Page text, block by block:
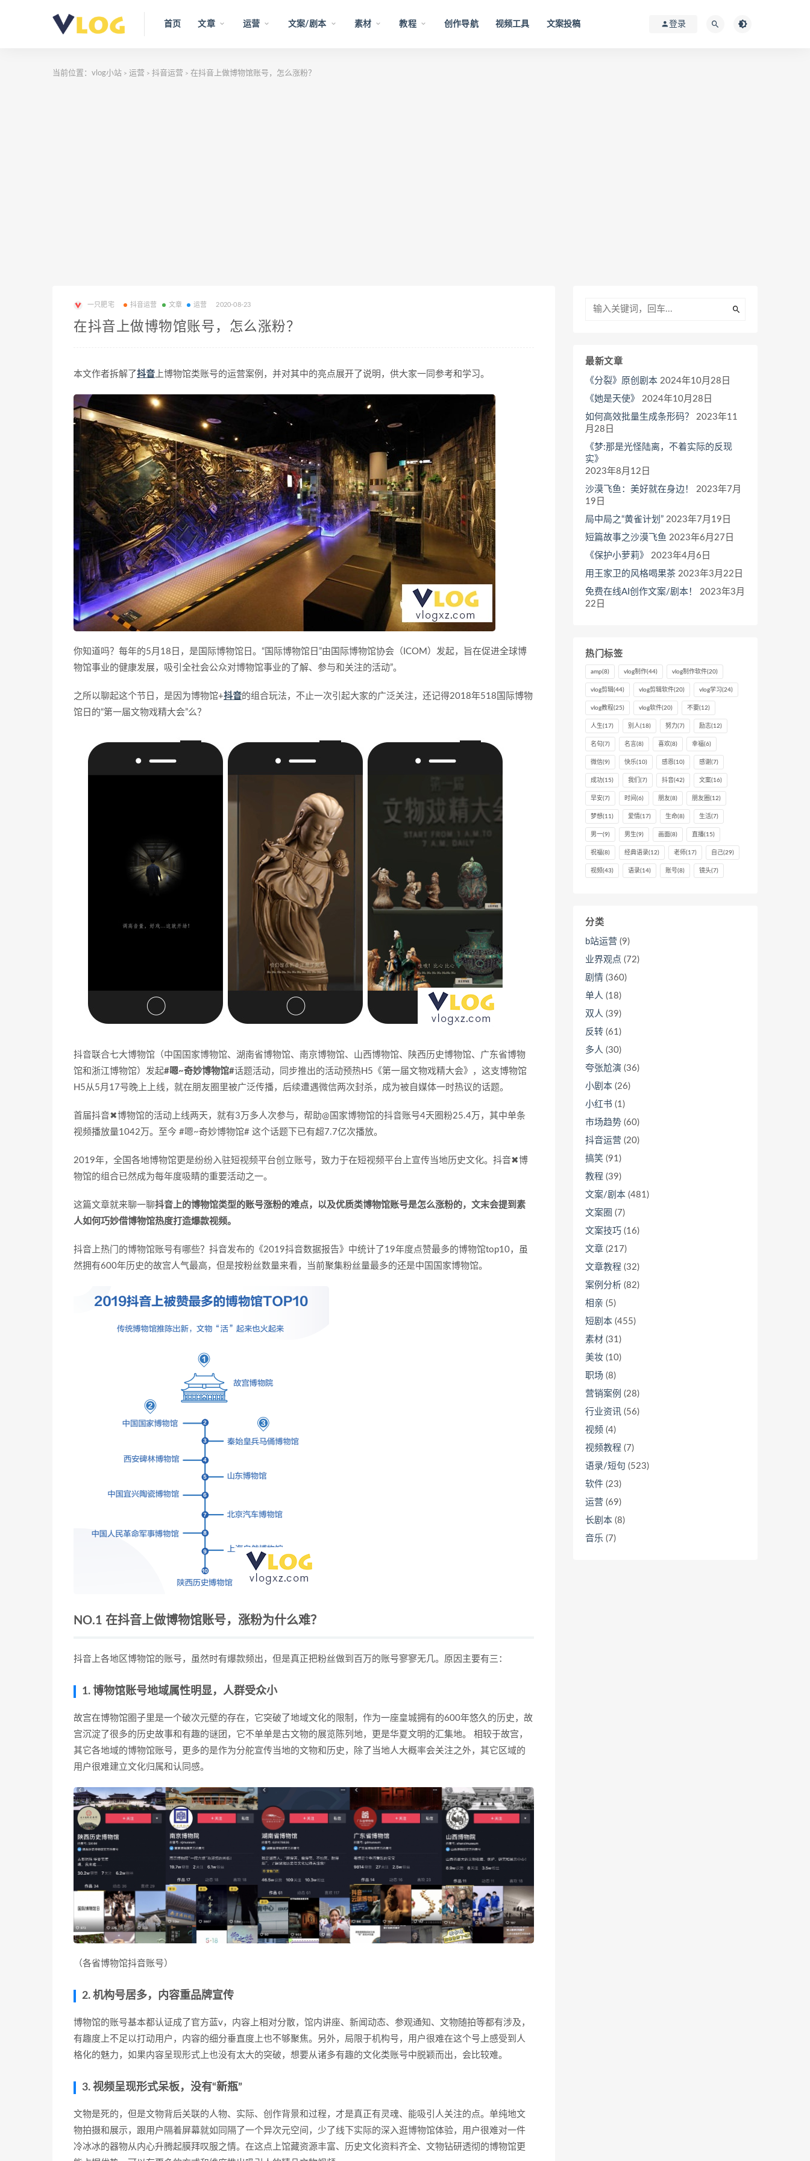
首页 文章 运营 文案/剧本 素材 教程 创作导航 视频工具 文案投稿 登录
当前位置： vlog小站 > 运营 > 抖音运营 > 在抖音上做博物馆账号，怎么涨粉？
一只肥宅 抖音运营 文章 运营 2020-08-23
在抖音上做博物馆账号，怎么涨粉？
本文作者拆解了 抖音 上博物馆类账号的运营案例，并对其中的亮点展开了说明，供大家一同参考和学习。
你知道吗？每年的5月18日，是国际博物馆日。“国际博物馆日”由国际博物馆协会（ICOM）发起，旨在促进全球博
物馆事业的健康发展，吸引全社会公众对博物馆事业的了解、参与和关注的活动”。
之所以聊起这个节日，是因为博物馆+抖音的组合玩法，不止一次引起大家的广泛关注，还记得2018年518国际博物
馆日的“第一届文物戏精大会”么？
抖音联合七大博物馆（中国国家博物馆、湖南省博物馆、南京博物馆、山西博物馆、陕西历史博物馆、广东省博物
馆和浙江博物馆）发起#嗯~奇妙博物馆#话题活动，同步推出的活动预热H5《第一届文物戏精大会》，这支博物馆
H5从5月17号晚上上线，就在朋友圈里被广泛传播，后续遭遇微信两次封杀，成为被自媒体一时热议的话题。
首届抖音✖博物馆的活动上线两天，就有3万多人次参与，帮助@国家博物馆的抖音账号4天圈粉25.4万，其中单条
视频播放量1042万。至今 #嗯~奇妙博物馆# 这个话题下已有超7.7亿次播放。
2019年，全国各地博物馆更是纷纷入驻短视频平台创立账号，致力于在短视频平台上宣传当地历史文化。抖音✖博
物馆的组合已然成为每年度吸睛的重要活动之一。
这篇文章就来聊一聊抖音上的博物馆类型的账号涨粉的难点，以及优质类博物馆账号是怎么涨粉的，文末会提到素
人如何巧妙借博物馆热度打造爆款视频。
抖音上热门的博物馆账号有哪些？抖音发布的《2019抖音数据报告》中统计了19年度点赞最多的博物馆top10，虽
然拥有600年历史的故宫人气最高，但是按粉丝数量来看，当前聚集粉丝量最多的还是中国国家博物馆。
NO.1 在抖音上做博物馆账号，涨粉为什么难？
抖音上各地区博物馆的账号，虽然时有爆款频出，但是真正把粉丝做到百万的账号寥寥无几。原因主要有三：
1. 博物馆账号地域属性明显，人群受众小
故宫在博物馆圈子里是一个破次元壁的存在，它突破了地域文化的限制，作为一座皇城拥有的600年悠久的历史，故
宫沉淀了很多的历史故事和有趣的谜团，它不单单是古文物的展览陈列地，更是华夏文明的汇集地。 相较于故宫，
其它各地域的博物馆账号，更多的是作为分舵宣传当地的文物和历史，除了当地人大概率会关注之外，其它区域的
用户很难建立文化归属和认同感。
（各省博物馆抖音账号）
2. 机构号居多，内容重品牌宣传
博物馆的账号基本都认证成了官方蓝v，内容上相对分散，馆内讲座、新闻动态、参观通知、文物随拍等都有涉及，
有趣度上不足以打动用户，内容的细分垂直度上也不够聚焦。另外，局限于机构号，用户很难在这个号上感受到人
格化的魅力，如果内容呈现形式上也没有太大的突破，想要从诸多有趣的文化类账号中脱颖而出，会比较难。
3. 视频呈现形式呆板，没有“新瓶”
文物是死的，但是文物背后关联的人物、实际、创作背景和过程，才是真正有灵魂、能吸引人关注的点。单纯地文
物拍摄和展示，跟用户隔着屏幕就如同隔了一个异次元空间，少了线下实际的深入逛博物馆体验，用户很难对一件
冷冰冰的器物从内心升腾起膜拜叹服之情。在这点上馆藏资源丰富、历史文化资料齐全、文物钻研透彻的博物馆更
最新文章
《分裂》原创剧本 2024年10月28日
《她是天使》
2024年10月28日
如何高效批量生成条形码？
2023年11
月28日
《梦:那是光怪陆离，不着实际的反现
实》
2023年8月12日
沙漠飞鱼：美好就在身边！
2023年7月
19日
局中局之“黄雀计划” 2023年7月19日
短篇故事之沙漠飞鱼 2023年6月27日
《保护小萝莉》
2023年4月6日
用王家卫的风格喝果茶 2023年3月22日
免费在线AI创作文案/剧本！
2023年3月
22日
热门标签
amp(8) vlog制作(44) vlog制作软件(20)
vlog剪辑(44) vlog剪辑软件(20) vlog学习(24)
vlog教程(25) vlog软件(20) 不要(12)
人生(17) 别人(18) 努力(7) 励志(12)
名句(7) 名言 (8) 喜欢(8) 幸福(6)
微信(9) 快乐(10) 感恩(10) 感谢(7)
成功(15) 我们 (7) 抖音(42) 文案(16)
早安(7) 时间 (6) 朋友(8) 朋友圈 (12)
梦想(11) 爱情(17) 生命(8) 生活(7)
男一(9) 男生(9) 画面(8) 直播(15)
祝福(8) 经典语录(12) 老师(17) 自己(29)
视频(43) 语录(14) 账号(8) 镜头(7)
分类
b站运营 (9)
业界观点 (72)
剧情 (360)
单人 (18)
双人 (39)
反转 (61)
多人 (30)
夸张尬演 (36)
小剧本 (26)
小红书 (1)
市场趋势 (60)
抖音运营 (20)
搞笑 (91)
教程 (39)
文案/剧本 (481)
文案圈 (7)
文案技巧 (16)
文章 (217)
文章教程 (32)
案例分析 (82)
相亲 (5)
短剧本 (455)
素材 (31)
美妆 (10)
职场 (8)
营销案例 (28)
行业资讯 (56)
视频 (4)
视频教程 (7)
语录/短句 (523)
软件 (23)
运营 (69)
长剧本 (8)
音乐 (7)